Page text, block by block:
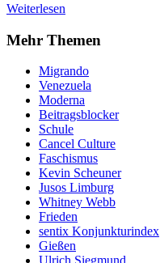
Weiterlesen
Mehr Themen
Migrando
Venezuela
Moderna
Beitragsblocker
Schule
Cancel Culture
Faschismus
Kevin Scheuner
Jusos Limburg
Whitney Webb
Frieden
sentix Konjunkturindex
Gießen